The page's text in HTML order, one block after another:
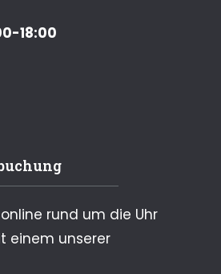
18:00
rund um die Uhr
einem unserer